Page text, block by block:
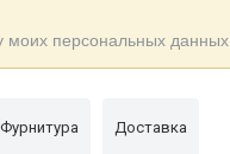
моих персональных данных.
Фурнитура Доставка